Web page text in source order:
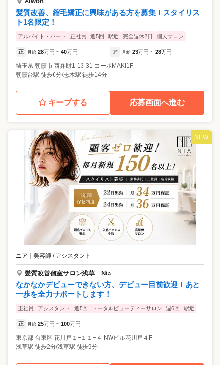
髪質改善、縮毛矯正に興味がある方を募集！スタイリス
ト1名限定！
アルバイト・パート 正社員 週5回 駅近 完全週休2日 個人サロン
正 月給 28万円 ~ 40万円 ア 月給 23万円 ~ 28万円
埼玉県 朝霞市 西弁財1-13-31 コーポMAKI1F
朝霞台駅 徒歩6分/志木駅 徒歩14分
キープする 応募画面へ進む
NEW
ニア 美容師 / アシスタント
髪質改善個室サロン浅草 Nia
なかなかデビューできない方、デビュー目前歓迎！あと
一歩を全力サポートします！
正社員 アシスタント 週5回 トータルビューティーサロン 週6回 駅近
正 月給 25万円 ~ 100万円
東京都 台東区 花川戸１−１１−４ NWビル花川戸４F
浅草駅 徒歩2分/浅草駅 徒歩9分